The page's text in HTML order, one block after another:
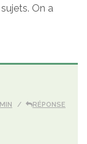
On a
RÉPONSE